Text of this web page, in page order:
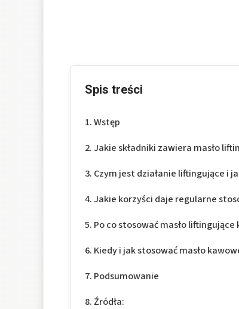
Spis treści
Wstęp
Jakie składniki zawiera masło
Czym jest działanie liftingujące i
Jakie korzyści daje regularne
Po co stosować masło
Kiedy i jak stosować masło
Podsumowanie
Źródła: